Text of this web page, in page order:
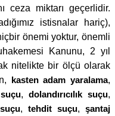
ceza miktarı geçerlidir.
istisnalar hariç),
önemi yoktur, önemli
Kanunu, 2 yıl
nitelikte bir ölçü olarak
kasten adam yaralama,
suçu, dolandırıcılık suçu,
, tehdit suçu, şantaj